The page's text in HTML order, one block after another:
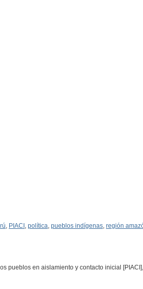
PIACI política pueblos indígenas región
pueblos en aislamiento y contacto inicial